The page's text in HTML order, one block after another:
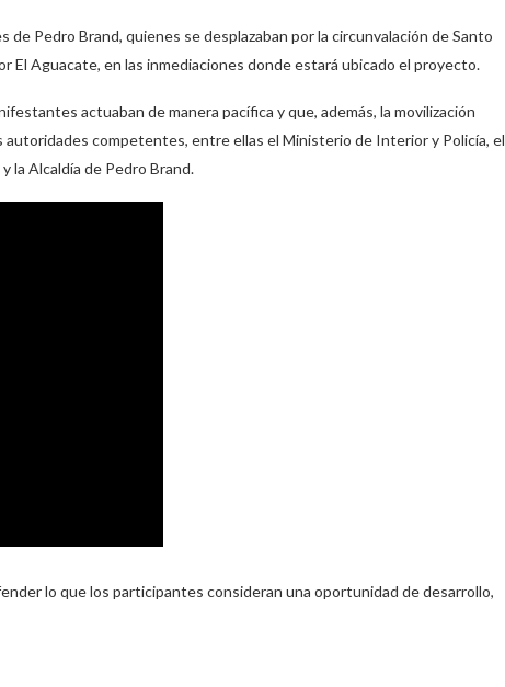
Pedro Brand, quienes se desplazaban por la circunvalación de Santo
El Aguacate, en las inmediaciones donde estará ubicado el proyecto.
actuaban de manera pacífica y que, además, la movilización
competentes, entre ellas el Ministerio de Interior y Policía, el
Alcaldía de Pedro Brand.
lo que los participantes consideran una oportunidad de desarrollo,